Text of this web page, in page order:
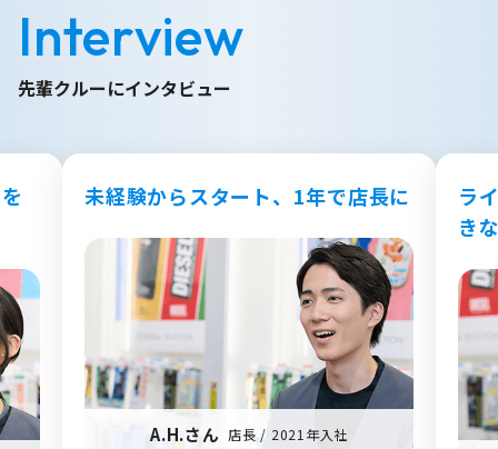
Interview
先輩クルーにインタビュー
未経験からスタート、1年で店長に
A.H.さん 店長 / 2021年入社
ラ
き